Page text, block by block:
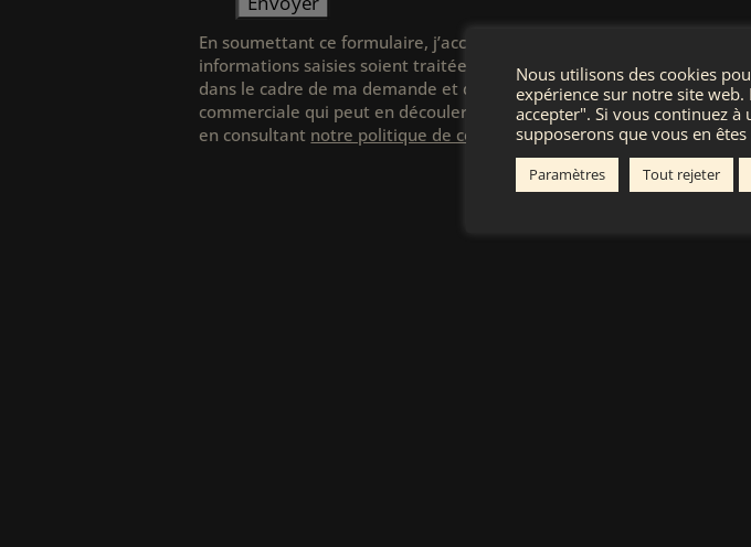
En soumettant ce formulaire, j’accepte que les
informations saisies soient traitées par OZSpas
dans le cadre de ma demande et de la relation
commerciale qui peut en découler. En savoir plus
en consultant notre politique de confidentialité.
Nous utilisons des cookies
expérience sur notre site
accepter". Si vous continuez à
supposerons que vous en
Paramètres Tout rejeter